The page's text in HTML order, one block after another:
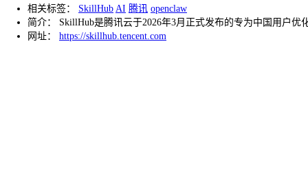
相关标签：
SkillHub AI 腾讯 openclaw
简介：
SkillHub是腾讯云于2026年3月正式发布的专为中国用户优
网址：
https://skillhub.tencent.com